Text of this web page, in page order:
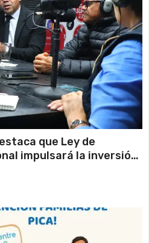
que Ley de
impulsará la inversión